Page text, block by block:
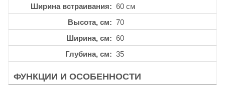
Ширина встраивания
60 см
Высота, см
70
Ширина, см
60
Глубина, см
35
ФУНКЦИИ И ОСОБЕННОСТИ